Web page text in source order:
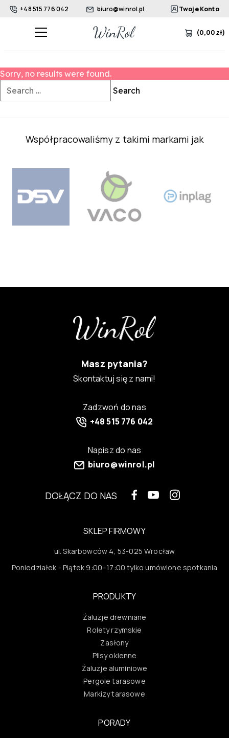
+48 515 776 042 biuro@winrol.pl Twoje Konto
(0,00zł)
Sorry, no results were found.
Search for:
Search
Współpracowaliśmy z takimi markami jak
Masz pytania?
Skontaktuj się z nami!
Zadzwoń do nas
+48 515 776 042
Napisz do nas
biuro@winrol.pl
DOŁĄCZ DO NAS
SKLEP FIRMOWY
ul. Skarbowców 4, 53-025 Wrocław
Poniedziałek - Piątek 9:00–17:00 tylko umówione spotkania
PRODUKTY
Żaluzje drewniane
Rolety rzymskie
Zasłony
Plisy okienne
Żaluzje aluminiowe
Pergole tarasowe
Markizy tarasowe
PORADY